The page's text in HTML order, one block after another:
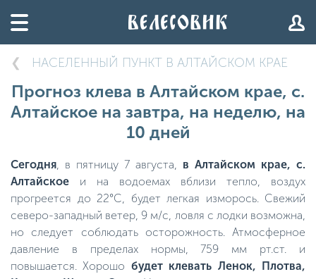
НАСЕЛЕННЫЙ ПУНКТ В АЛТАЙСКОМ КРАЕ
Прогноз клева в Алтайском крае, с.
Алтайское на завтра, на неделю, на
10 дней
Сегодня, в пятницу 7 августа, в Алтайском крае, с.
Алтайское и на водоемах вблизи тепло, воздух
прогреется до 22°C, будет легкая изморось. Свежий
северо-западный ветер, 9 м/с, ловля с лодки возможна,
но следует соблюдать осторожность. Атмосферное
давление в пределах нормы, 759 мм рт.ст. и
повышается. Хорошо будет клевать Ленок, Плотва,